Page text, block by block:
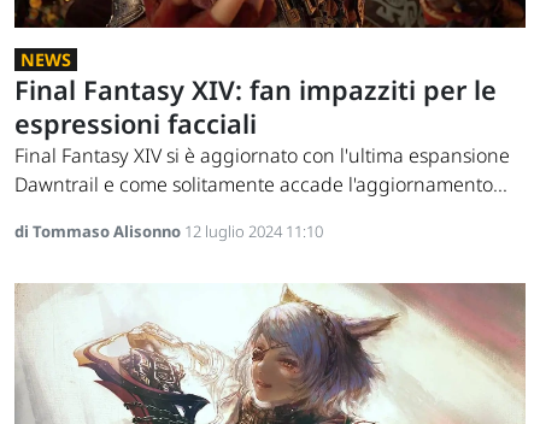
NEWS
Final Fantasy XIV: fan impazziti per le
espressioni facciali
Final Fantasy XIV si è aggiornato con l'ultima espansione
Dawntrail e come solitamente accade l'aggiornamento...
di Tommaso Alisonno 12 luglio 2024 11:10